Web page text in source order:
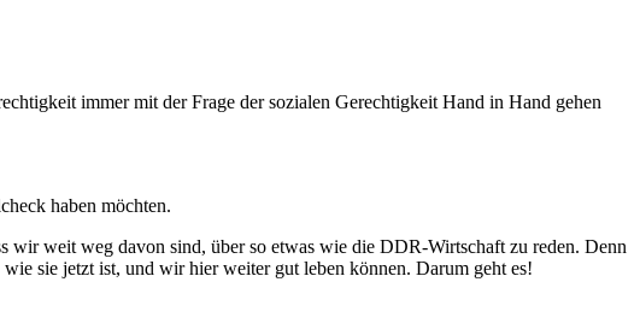
immer mit der Frage der sozialen Gerechtigkeit Hand in Hand gehen
haben möchten.
wir weit weg davon sind, über so etwas wie die DDR-Wirtschaft zu reden. Denn
sie jetzt ist, und wir hier weiter gut leben können. Darum geht es!